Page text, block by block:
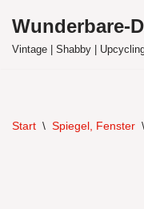
Zum
Wunderbare-
Vintage | Shabby |
Start \ Spiegel, Fenster \